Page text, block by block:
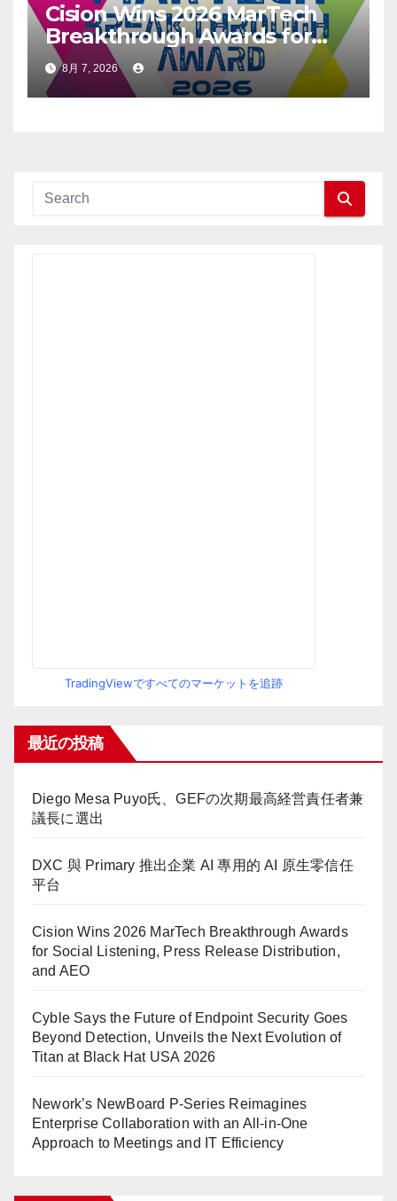
Cision Wins 2026 MarTech
Breakthrough Awards for
Social Listening, Press
Release Distribution, and
AEO
8月 7, 2026
TradingViewですべてのマーケットを追跡
最近の投稿
Diego Mesa Puyo氏、GEFの次期最高経営責任者兼
議長に選出
DXC 與 Primary 推出企業 AI 專用的 AI 原生零信任
平台
Cision Wins 2026 MarTech Breakthrough Awards
for Social Listening, Press Release Distribution,
and AEO
Cyble Says the Future of Endpoint Security Goes
Beyond Detection, Unveils the Next Evolution of
Titan at Black Hat USA 2026
Nework’s NewBoard P-Series Reimagines
Enterprise Collaboration with an All-in-One
Approach to Meetings and IT Efficiency